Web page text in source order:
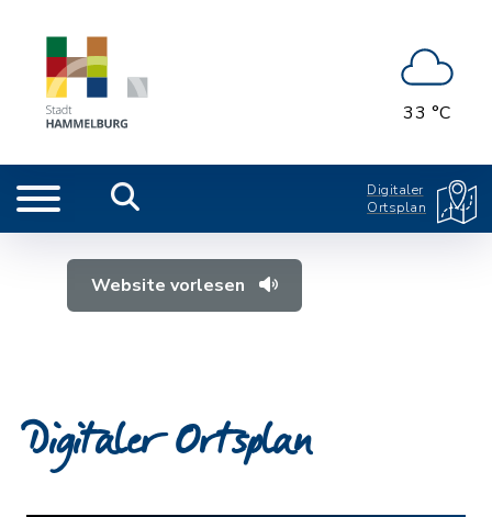
33 °C
Digitaler
Ortsplan
Website vorlesen
Digitaler Ortsplan